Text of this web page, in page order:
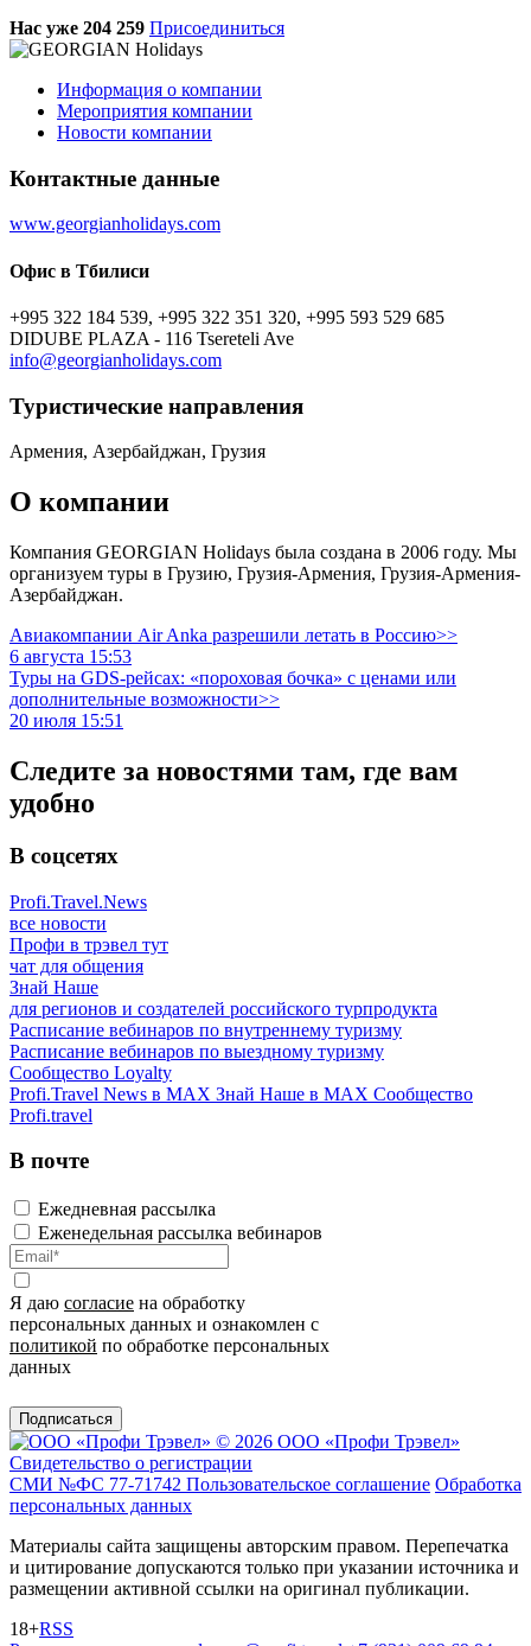
Нас уже 204 259 Присоединиться
Информация о компании
Мероприятия компании
Новости компании
Контактные данные
www.georgianholidays.com
Офис в Тбилиси
+995 322 184 539, +995 322 351 320, +995 593 529 685
DIDUBE PLAZA - 116 Tsereteli Ave
info@georgianholidays.com
Туристическиe направления
Армения, Азербайджан, Грузия
О компании
Компания GEORGIAN Holidays была создана в 2006 году. Мы
организуем туры в Грузию, Грузия-Армения, Грузия-Армения-
Азербайджан.
Авиакомпании Air Anka разрешили летать в Россию>>
6 августа 15:53
Туры на GDS-рейсах: «пороховая бочка» с ценами или
дополнительные возможности>>
20 июля 15:51
Следите за новостями там, где вам
удобно
В соцсетях
Profi.Travel.News
все новости
Профи в трэвел тут
чат для общения
Знай Наше
для регионов и создателей российского турпродукта
Расписание вебинаров по внутреннему туризму
Расписание вебинаров по выездному туризму
Сообщество Loyalty
Profi.Travel News в MAX Знай Наше в MAX Сообщество
Profi.travel
В почте
Ежедневная рассылка
Еженедельная рассылка вебинаров
Я даю согласие на обработку
персональных данных и ознакомлен с
политикой по обработке персональных
данных
Подписаться
© 2026 ООО «Профи Трэвeл»
Свидетельство о регистрации
СМИ №ФС 77-71742 Пользовательское соглашение Обработка
персональных данных
Материалы сайта защищены авторским правом. Перепечатка
и цитирование допускаются только при указании источника и
размещении активной ссылки на оригинал публикации.
18+RSS